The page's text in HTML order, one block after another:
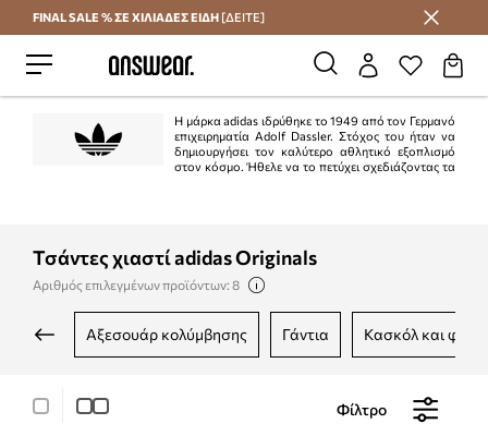
Εξοικονομήστε με το Answear Club
FINAL SALE % ΣΕ ΧΙΛΙΑΔΕΣ ΕΙΔΗ [ΔΕΙΤΕ]
Η μάρκα adidas ιδρύθηκε το 1949 από τον Γερμανό
επιχειρηματία Adolf Dassler. Στόχος του ήταν να
δημιουργήσει τον καλύτερο αθλητικό εξοπλισμό
στον κόσμο. Ήθελε να το πετύχει σχεδιάζοντας τα
Τσάντες χιαστί adidas Originals
Αριθμός επιλεγμένων προϊόντων: 8
αξεσουάρ κολύμβησης γάντια κασκόλ και
Φίλτρο